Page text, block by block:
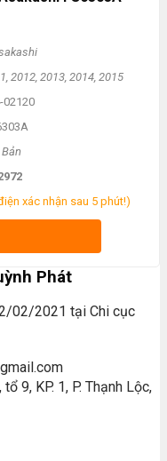
2012, 2013, 2014, 2015
02120
xác nhận sau 5 phút!)
Phát
02/2021 tại Chi cục
9, KP. 1, P. Thạnh Lộc,